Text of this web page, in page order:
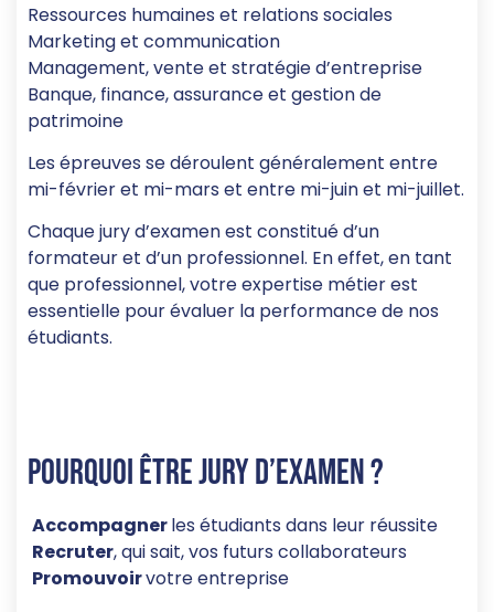
Ressources humaines et relations sociales
Marketing et communication
Management, vente et stratégie d’entreprise
Banque, finance, assurance et gestion de
patrimoine
Les épreuves se déroulent généralement entre
mi-février et mi-mars et entre mi-juin et mi-juillet.
Chaque jury d’examen est constitué d’un
formateur et d’un professionnel. En effet, en tant
que professionnel, votre expertise métier est
essentielle pour évaluer la performance de nos
étudiants.
Pourquoi être jury d’examen ?
Accompagnerles étudiants dans leur réussite
Recruter, qui sait, vos futurs collaborateurs
Promouvoirvotre entreprise